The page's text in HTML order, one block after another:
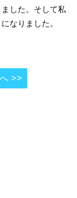
した。そして私
なりました。
>>